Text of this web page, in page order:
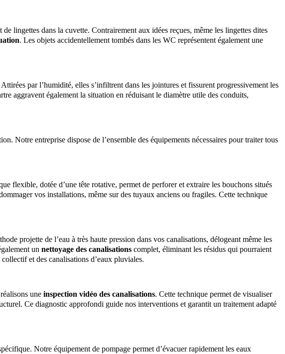
lingettes dans la cuvette. Contrairement aux idées reçues, même les lingettes dites
. Les objets accidentellement tombés dans les WC représentent également une
par l’humidité, elles s’infiltrent dans les jointures et fissurent progressivement les
aggravent également la situation en réduisant le diamètre utile des conduits,
Notre entreprise dispose de l’ensemble des équipements nécessaires pour traiter tous
flexible, dotée d’une tête rotative, permet de perforer et extraire les bouchons situés
vos installations, même sur des tuyaux anciens ou fragiles. Cette technique
projette de l’eau à très haute pression dans vos canalisations, délogeant même les
un nettoyage des canalisations complet, éliminant les résidus qui pourraient
et des canalisations d’eaux pluviales.
une inspection vidéo des canalisations. Cette technique permet de visualiser
Ce diagnostic approfondi guide nos interventions et garantit un traitement adapté
Notre équipement de pompage permet d’évacuer rapidement les eaux